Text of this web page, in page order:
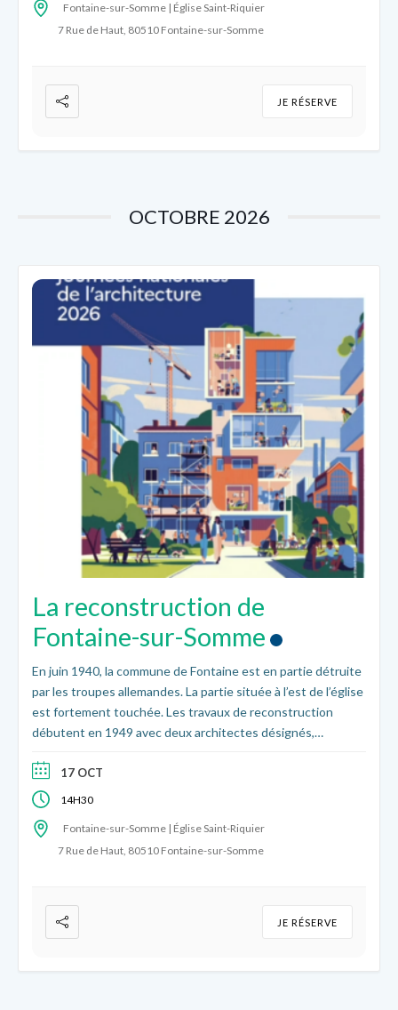
Fontaine-sur-Somme | Église Saint-Riquier
7 Rue de Haut, 80510 Fontaine-sur-Somme
JE RÉSERVE
OCTOBRE 2026
La reconstruction de
Fontaine-sur-Somme
En juin 1940, la commune de Fontaine est en partie détruite
par les troupes allemandes. La partie située à l’est de l’église
est fortement touchée. Les travaux de reconstruction
débutent en 1949 avec deux architectes désignés,
découvrez comment cette partie du village a été
reconstruite, entre tradition et modernité.
17 OCT
14H30
Fontaine-sur-Somme | Église Saint-Riquier
7 Rue de Haut, 80510 Fontaine-sur-Somme
JE RÉSERVE